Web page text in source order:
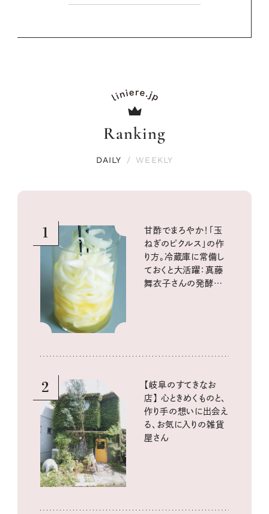
Ranking
DAILY / WEEKLY
1
甘酢でまろやか！「玉
ねぎのピクルス」の作
り方。冷蔵庫に常備し
ておくと大活躍：真藤
舞衣子さんの発酵と
2
【岐阜のすてきなお
店】 心ときめくものと、
作り手の想いに出会え
る、お気に入りの雑貨
屋さん